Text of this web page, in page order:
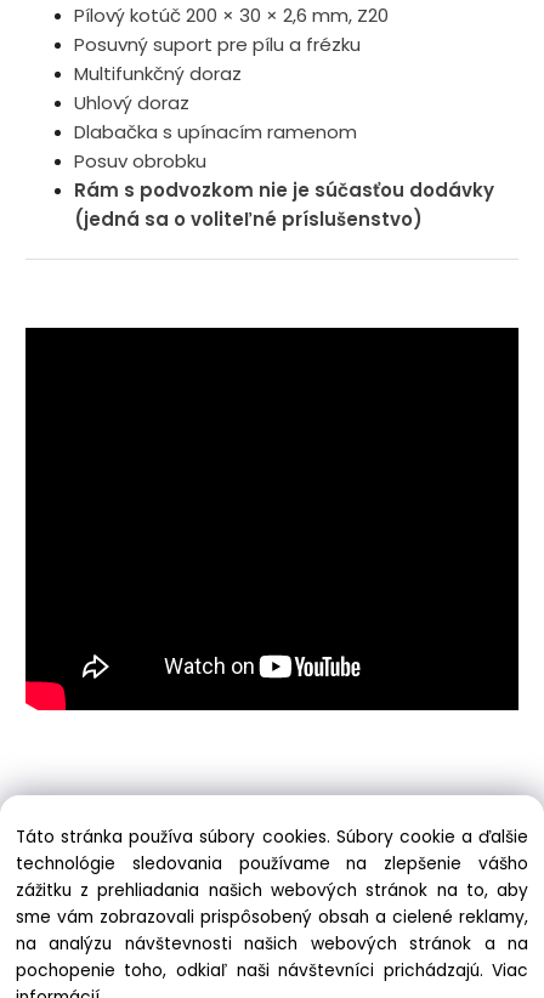
Pílový kotúč 200 × 30 × 2,6 mm, Z20
Posuvný suport pre pílu a frézku
Multifunkčný doraz
Uhlový doraz
Dlabačka s upínacím ramenom
Posuv obrobku
Rám s podvozkom nie je súčasťou dodávky
(jedná sa o voliteľné príslušenstvo)
Informácie
Obchodné podmienky
Ochrana osobných údajov
Zásady cookies
Táto stránka používa súbory cookies. Súbory cookie a ďalšie
technológie sledovania používame na zlepšenie vášho
zážitku z prehliadania našich webových stránok na to, aby
sme vám zobrazovali prispôsobený obsah a cielené reklamy,
na analýzu návštevnosti našich webových stránok a na
pochopenie toho, odkiaľ naši návštevníci prichádzajú.Viac